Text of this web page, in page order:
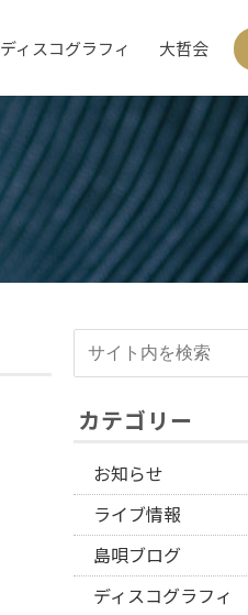
ディスコグラフィ 大哲会
カテゴリー
お知らせ
ライブ情報
島唄ブログ
ディスコグラフィ